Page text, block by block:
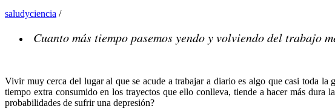
saludyciencia /
Cuanto más tiempo pasemos yendo y volviendo del trabajo
Vivir muy cerca del lugar al que se acude a trabajar a diario es algo que casi toda
tiempo extra consumido en los trayectos que ello conlleva, tiende a hacer más
probabilidades de sufrir una depresión?